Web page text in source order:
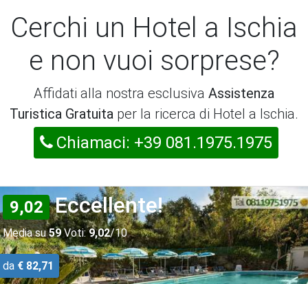
Cerchi un Hotel a Ischia
e non vuoi sorprese?
Affidati alla nostra esclusiva Assistenza
Turistica Gratuita per la ricerca di Hotel a Ischia.
Chiamaci: +39 081.1975.1975
9,02 Eccellente!
Media su59Voti: 9,02/10
da € 82,71